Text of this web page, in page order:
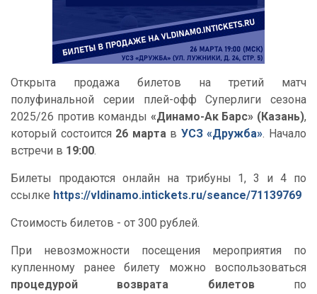
Открыта продажа билетов на третий матч
полуфинальной серии плей-офф Суперлиги сезона
2025/26 против команды «Динамо-Ак Барс» (Казань),
который состоится 26 марта в УСЗ «Дружба». Начало
встречи в 19:00.
Билеты продаются онлайн на трибуны 1, 3 и 4 по
ссылке https://vldinamo.intickets.ru/seance/71139769
Стоимость билетов - от 300 рублей.
При невозможности посещения мероприятия по
купленному ранее билету можно воспользоваться
процедурой возврата билетовпо